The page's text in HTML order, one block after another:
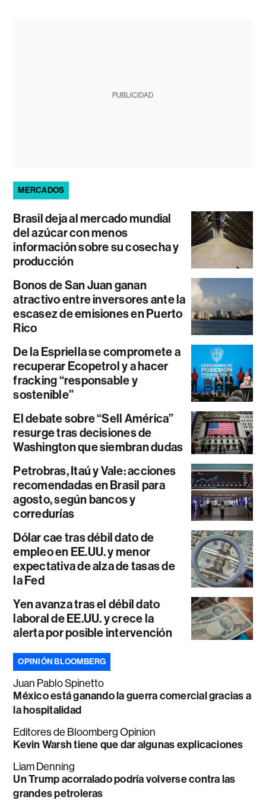
PUBLICIDAD
MERCADOS
Brasil deja al mercado mundial
del azúcar con menos
información sobre su cosecha y
producción
Bonos de San Juan ganan
atractivo entre inversores ante la
escasez de emisiones en Puerto
Rico
De la Espriella se compromete a
recuperar Ecopetrol y a hacer
fracking “responsable y
sostenible”
El debate sobre “Sell América”
resurge tras decisiones de
Washington que siembran dudas
Petrobras, Itaú y Vale: acciones
recomendadas en Brasil para
agosto, según bancos y
corredurías
Dólar cae tras débil dato de
empleo en EE.UU. y menor
expectativa de alza de tasas de
la Fed
Yen avanza tras el débil dato
laboral de EE.UU. y crece la
alerta por posible intervención
OPINIÓN BLOOMBERG
Juan Pablo Spinetto
México está ganando la guerra comercial gracias a
la hospitalidad
Editores de Bloomberg Opinion
Kevin Warsh tiene que dar algunas explicaciones
Liam Denning
Un Trump acorralado podría volverse contra las
grandes petroleras